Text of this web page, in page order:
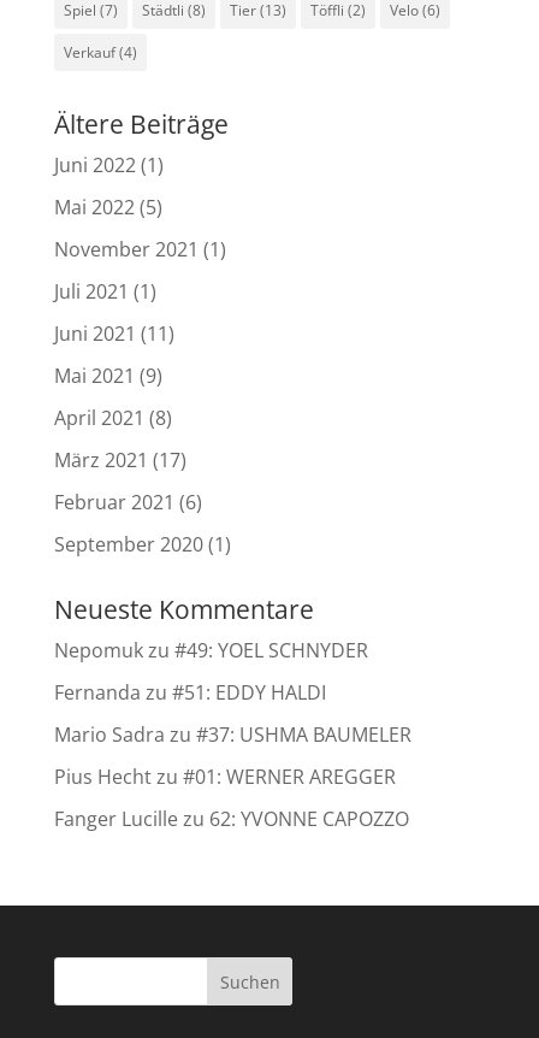
Spiel (7) Städtli (8) Tier(13) Töffli (2) Velo(6)
Verkauf(4)
Ältere Beiträge
Juni 2022(1)
Mai 2022(5)
November 2021 (1)
Juli 2021 (1)
Juni 2021 (11)
Mai 2021 (9)
April 2021 (8)
März 2021 (17)
Februar 2021 (6)
September 2020(1)
Neueste Kommentare
Nepomukzu #49: YOEL SCHNYDER
Fernanda zu #51: EDDY HALDI
Mario Sadra zu #37: USHMA BAUMELER
Pius Hechtzu #01: WERNER AREGGER
Fanger Lucillezu 62: YVONNE CAPOZZO